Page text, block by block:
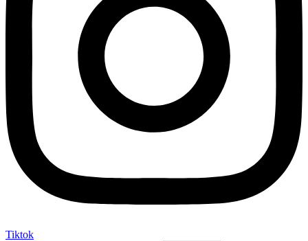
Tiktok